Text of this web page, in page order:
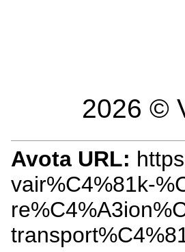
2026 ©
Avota URL:
vair%C4%81k-